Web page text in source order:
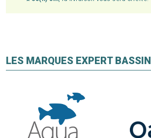
LES MARQUES EXPERT BASSIN